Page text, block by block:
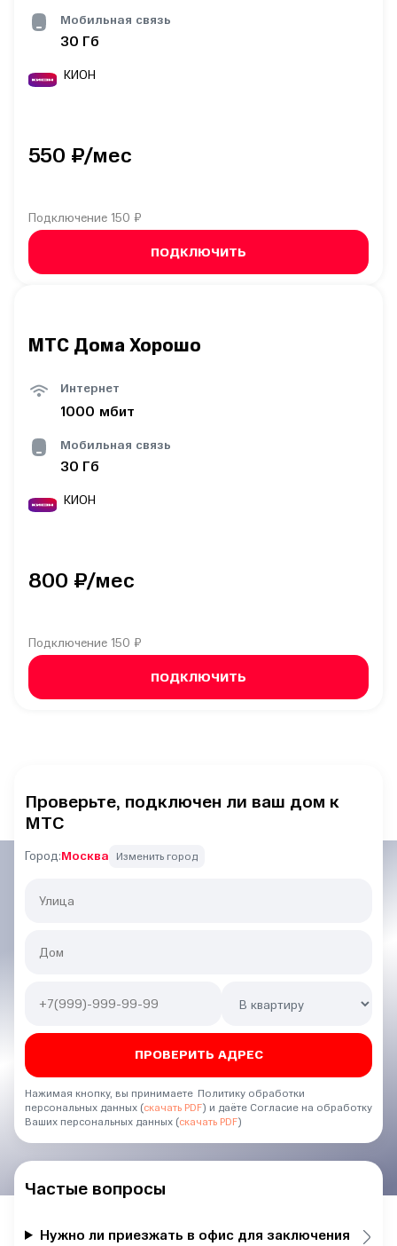
Мобильная связь
30 Гб
КИОН
550 ₽/мес
Подключение 150 ₽
ПОДКЛЮЧИТЬ
МТС Дома Хорошо
Интернет
1000 мбит
Мобильная связь
30 Гб
КИОН
800 ₽/мес
Подключение 150 ₽
ПОДКЛЮЧИТЬ
Проверьте, подключен ли ваш дом к
МТС
Город:Москва Изменить город
Нажимая кнопку, вы принимаете Политику обработки
персональных данных (скачать PDF) и даёте Согласие на обработку
Ваших персональных данных (скачать PDF)
Частые вопросы
Нужно ли приезжать в офис для заключения